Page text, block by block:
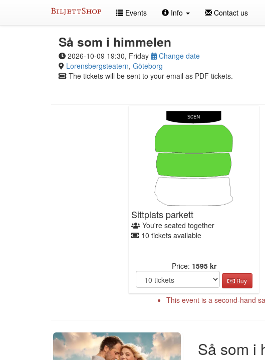
Events Info Contact us
Så som i himmelen
2026-10-09 19:30, Friday
Change date
Lorensbergsteatern, Göteborg
The tickets will be sent to your email as PDF tickets.
Sittplats parkett
You're seated together
10 tickets available
Price: 1595 kr
Buy
This event is a second-hand
Så som i